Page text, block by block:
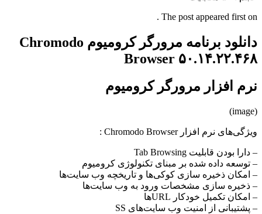
The post appeared first on .
دانلود برنامه مرورگر کرومیوم Chromodo
Browser ۵۰.۱۴.۲۲.۴۶۸
نرم افزار مرورگر کرومیوم
(image)
ویژگی‌های نرم افزار Chromodo Browser :
– دارا بودن قابلیت Tab Browsing
– توسعه داده شده بر مبنای تکنولوژی کرومیوم
– امکان ذخیره سازی کوکی‌ها و تاریخچه وب سایت‌ها
– ذخیره سازی مشخصات ورود به وب سایت‌ها
– امکان تکمیل خودکار URL‌ها
– پشتیبانی از امنیت وب سایت‌های SS